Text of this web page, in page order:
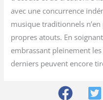
avec une concurrence
musique traditionnels
propres atouts. En
embrassant pleinement
derniers peuvent encore